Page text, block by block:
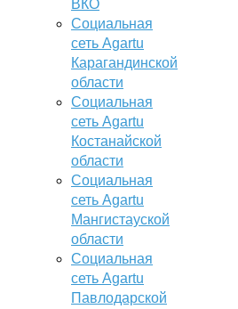
ВКО
Социальная
сеть Agartu
Карагандинской
области
Социальная
сеть Agartu
Костанайской
области
Социальная
сеть Agartu
Мангистауской
области
Социальная
сеть Agartu
Павлодарской